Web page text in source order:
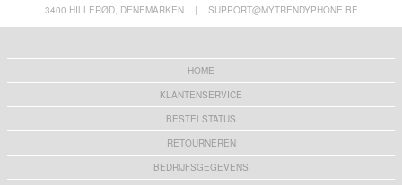
3400 HILLERØD, DENEMARKEN
| SUPPORT@MYTRENDYPHONE.BE
HOME
KLANTENSERVICE
BESTELSTATUS
RETOURNEREN
BEDRIJFSGEGEVENS